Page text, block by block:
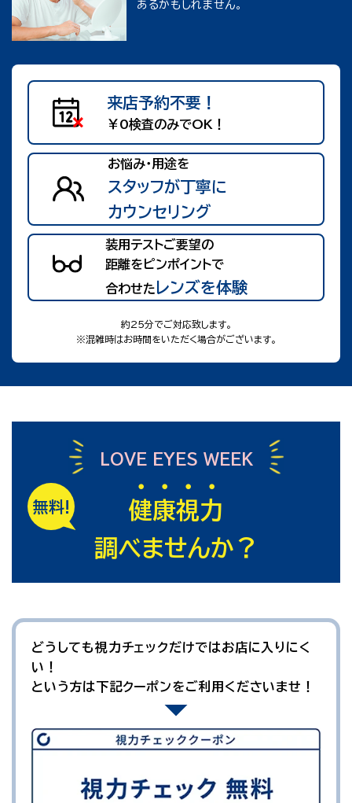
あるかもしれません。
来店予約不要！
￥0検査のみでOK！
お悩み・用途を
スタッフが丁寧に
カウンセリング
装用テストご要望の
距離をピンポイントで
合わせた レンズを体験
約25分でご対応致します。
※混雑時はお時間をいただく場合がございます。
LOVE EYES WEEK
無料! 健康視力
・・・・
調べませんか？
どうしても視力チェックだけではお店に入りにく
い！
という方は下記クーポンをご利用くださいませ！